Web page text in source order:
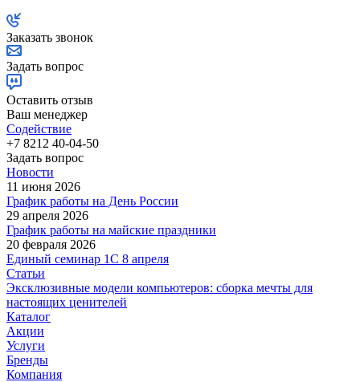
Заказать звонок
Задать вопрос
Оставить отзыв
Ваш менеджер
Содействие
+7 8212 40-04-50
Задать вопрос
Новости
11 июня 2026
График работы на День России
29 апреля 2026
График работы на майские праздники
20 февраля 2026
Единый семинар 1С 8 апреля
Статьи
Эксклюзивные модели компьютеров: сборка мечты для
настоящих ценителей
Каталог
Акции
Услуги
Бренды
Компания